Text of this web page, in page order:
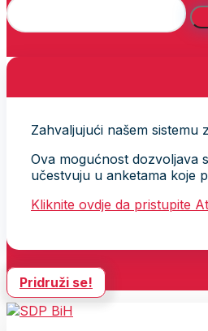
Zahvaljujući našem sistemu
Ova mogućnost dozvoljava
učestvuju u anketama koje
Kliknite ovdje da pristupite
Pridruži se!